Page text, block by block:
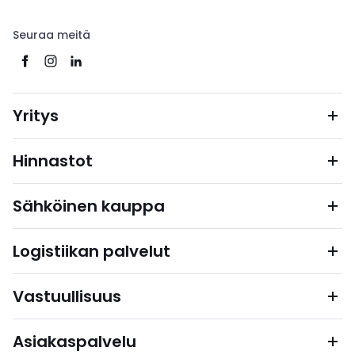
Seuraa meitä
Yritys
Hinnastot
Sähköinen kauppa
Logistiikan palvelut
Vastuullisuus
Asiakaspalvelu